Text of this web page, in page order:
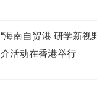
“海南自贸港 研学新视
介活动在香港举行